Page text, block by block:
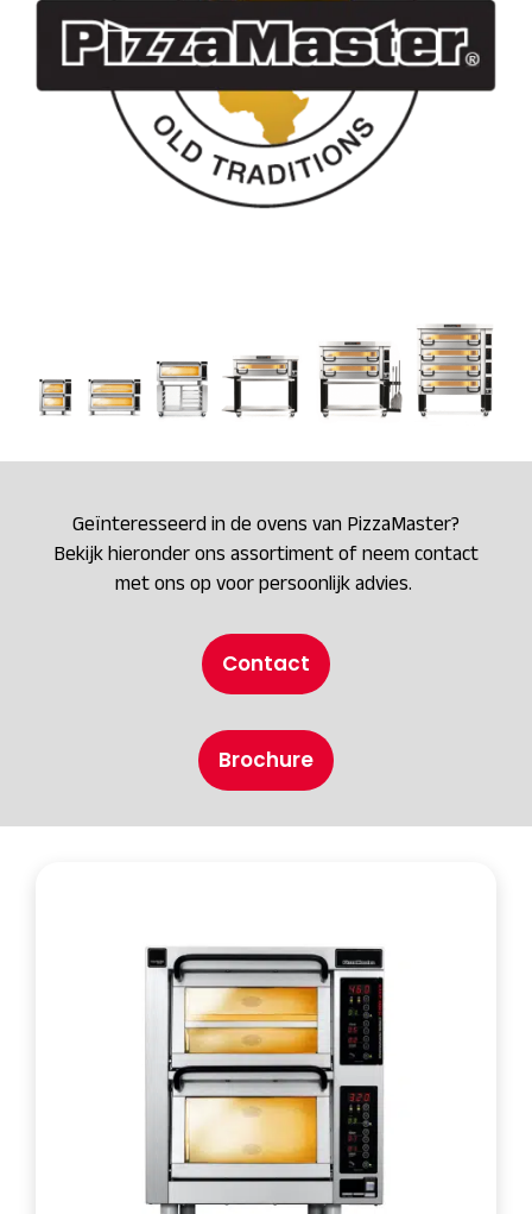
Geïnteresseerd in de ovens van PizzaMaster?
Bekijk hieronder ons assortiment of neem contact
met ons op voor persoonlijk advies.
Contact
Brochure